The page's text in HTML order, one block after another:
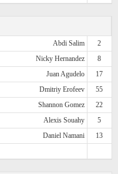
Abdi Salim
2
Nicky Hernandez
8
Juan Agudelo
17
Dmitriy Erofeev
55
Shannon Gomez
22
Alexis Souahy
5
Daniel Namani
13